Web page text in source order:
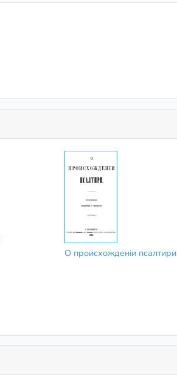
О происхожденіи псалтири